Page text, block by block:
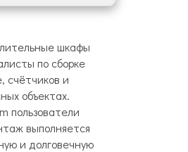
шкафы
по сборке
счётчиков и
объектах.
пользователи
выполняется
и долговечную